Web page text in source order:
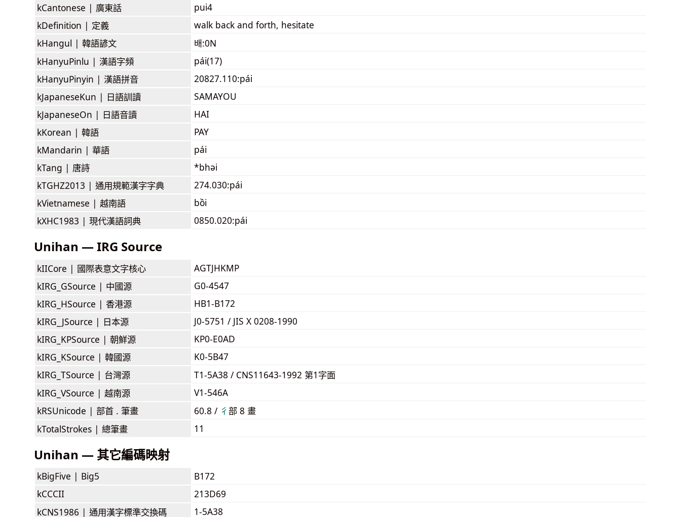
kCantonese | 廣東話
pui4
kDefinition | 定義
walk back and forth, hesitate
kHangul | 韓語諺文
배:0N
kHanyuPinlu | 漢語字頻
pái(17)
kHanyuPinyin | 漢語拼音
20827.110:pái
kJapaneseKun | 日語訓讀
SAMAYOU
kJapaneseOn | 日語音讀
HAI
kKorean | 韓語
PAY
kMandarin | 華語
pái
kTang | 唐詩
*bhəi
kTGHZ2013 | 通用規範漢字字典
274.030:pái
kVietnamese | 越南語
bồi
kXHC1983 | 現代漢語詞典 0850.020:pái
Unihan — IRG Source
kIICore | 國際表意文字核心
AGTJHKMP
kIRG_GSource | 中國源
G0-4547
kIRG_HSource | 香港源
HB1-B172
kIRG_JSource | 日本源
J0-5751 / JIS X 0208-1990
kIRG_KPSource | 朝鮮源
KP0-E0AD
kIRG_KSource | 韓國源
K0-5B47
kIRG_TSource | 台灣源
T1-5A38 / CNS11643-1992 第1字面
kIRG_VSource | 越南源
V1-546A
kRSUnicode | 部首 . 筆畫 60.8 / ⼻部 8 畫
kTotalStrokes | 總筆畫 11
Unihan — 其它編碼映射
kBigFive | Big5
B172
kCCCII
213D69
kCNS1986 | 通用漢字標準交換碼 1-5A38